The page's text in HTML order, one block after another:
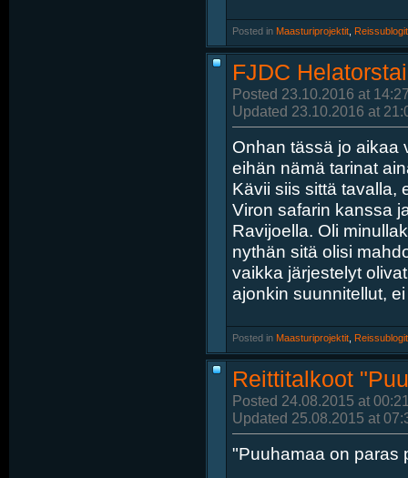
Posted in Maasturiprojektit Reissublogit
FJDC
Posted 23.10.2016 at
Updated 23.10.2016 at
Onhan tässä jo aikaa
eihän nämä tarinat
Kävii siis sittä tavalla,
Viron safarin kanssa
Ravijoella. Oli
nythän sitä olisi
vaikka järjestelyt
ajonkin suunnitellut,
Posted in Maasturiprojektit Reissublogit
Reittitalkoot
Posted 24.08.2015 at
Updated 25.08.2015 at
"Puuhamaa on paras